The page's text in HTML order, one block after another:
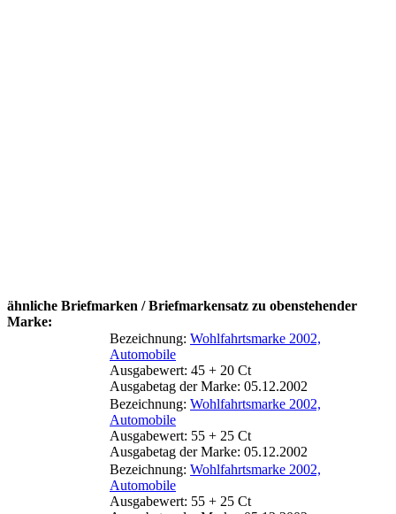
ähnliche Briefmarken / Briefmarkensatz zu obenstehender
Marke:
Bezeichnung: Wohlfahrtsmarke 2002,
Automobile
Ausgabewert: 45 + 20 Ct
Ausgabetag der Marke: 05.12.2002
Bezeichnung: Wohlfahrtsmarke 2002,
Automobile
Ausgabewert: 55 + 25 Ct
Ausgabetag der Marke: 05.12.2002
Bezeichnung: Wohlfahrtsmarke 2002,
Automobile
Ausgabewert: 55 + 25 Ct